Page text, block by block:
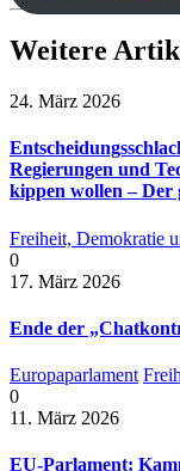
Weitere
24. März 2026
Regierungen und
kippen wollen – Der
Freiheit, Demokratie
0
17. März 2026
Ende der
Europaparlament
0
11. März 2026
EU-Parlament: